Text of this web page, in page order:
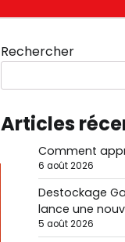
Rechercher
Articles
Comment
6 août 2026
Destockage
lance une
5 août 2026